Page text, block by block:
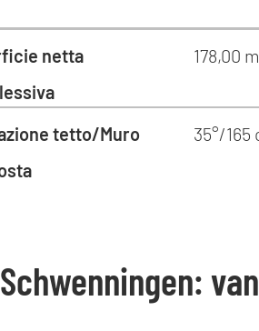
netta
178,00
tetto/Muro
35°/165